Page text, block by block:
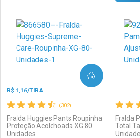
(302)
R$ 1,16/TIRA
Fralda Huggies Pants Roupinha
Proteção Acolchoada XG 80
Unidades
COMPRAR
Fralda
Total